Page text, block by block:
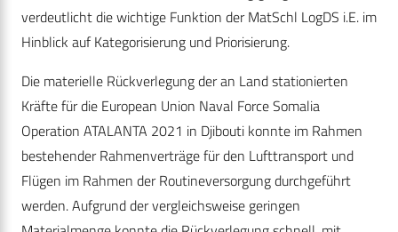
verdeutlicht die wichtige Funktion der MatSchl LogDS i.E. im
Hinblick auf Kategorisierung und Priorisierung.
Die materielle Rückverlegung der an Land stationierten
Kräfte für die European Union Naval Force Somalia
Operation ATALANTA 2021 in Djibouti konnte im Rahmen
bestehender Rahmenverträge für den Lufttransport und
Flügen im Rahmen der Routineversorgung durchgeführt
werden. Aufgrund der vergleichsweise geringen